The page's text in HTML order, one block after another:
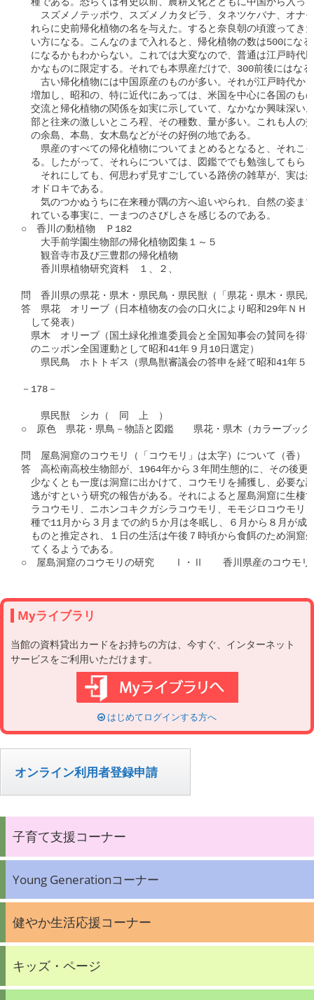
スズメノテッポウ、スズメノカタビラ、タネツケバナ、オナ
れらに史前帰化植物の名を与えた。すると奈良朝の頃渡ってき
い方になる。こんなのまで入れると、帰化植物の数は500にな
になるかもわからない。これでは大変なので、普通は江戸時代
かなものに限定する。それでも本県産だけで、300前後にはな
古い帰化植物には中国原産のものが多い。それが江戸時代か
増加し、昭和の、特に近代にあっては、米国を中心に各国のも
交流と帰化植物の関係を如実に示していて、なかなか興味深い
部と往来の激しいところ程、その種数、量が多い。これも人の
の余島、本島、女木島などがその好例の地である。
県産のすべての帰化植物についてまとめるとなると、それこ
る。したがって、それらについては、図鑑ででも勉強してもら
それにしても、何思わず見すごしている路傍の雑草が、実は
オドロキである。
気のつかぬうちに在来種が隅の方へ追いやられ、自然の姿ま
れている事実に、一まつのさびしさを感じるのである。
○　香川の動植物　Ｐ182
大手前学園生物部の帰化植物図集１～５
観音寺市及び三豊郡の帰化植物
香川県植物研究資料　１、２、
問　香川県の県花・県木・県民鳥・県民獣（「県花・県木・県民
答　県花　オリーブ（日本植物友の会の口火により昭和29年ＮＨ
して発表）
県木　オリーブ（国土緑化推進委員会と全国知事会の賛同を得
のニッポン全国運動として昭和41年９月10日選定）
県民鳥　ホトトギス（県鳥獣審議会の答申を経て昭和41年５
－178－
県民獣　シカ（　同　上　）
○　原色　県花・県鳥－物語と図鑑　　県花・県木（カラーブック
問　屋島洞窟のコウモリ（「コウモリ」は太字）について（香）
答　高松南高校生物部が、1964年から３年間生態的に、その後更
少なくとも一度は洞窟に出かけて、コウモリを捕獲し、必要な
逃がすという研究の報告がある。それによると屋島洞窟に生棲
ラコウモリ、ニホンコキクガシラコウモリ、モモジロコウモリ
種で11月から３月までの約５か月は冬眠し、６月から８月が成
ものと推定され、１日の生活は午後７時頃から食餌のため洞窟
てくるようである。
Myライブラリ
当館の資料貸出カードをお持ちの方は、今すぐ、インターネット
サービスをご利用いただけます。
はじめてログインする方へ
オンライン利用者登録申請
子育て支援コーナー
Young Generationコーナー
健やか生活応援コーナー
キッズ・ページ